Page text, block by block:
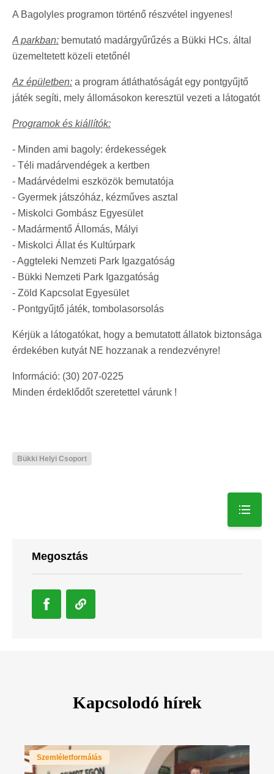
A Bagolyles programon történő részvétel ingyenes!
A parkban: bemutató madárgyűrűzés a Bükki HCs. által
üzemeltetett közeli etetőnél
Az épületben: a program átláthatóságát egy pontgyűjtő
játék segíti, mely állomásokon keresztül vezeti a látogatót
Programok és kiállítók:
- Minden ami bagoly: érdekességek
- Téli madárvendégek a kertben
- Madárvédelmi eszközök bemutatója
- Gyermek játszóház, kézműves asztal
- Miskolci Gombász Egyesület
- Madármentő Állomás, Mályi
- Miskolci Állat és Kultúrpark
-Aggteleki Nemzeti Park Igazgatóság
- Bükki Nemzeti Park Igazgatóság
- Zöld Kapcsolat Egyesület
- Pontgyűjtő játék, tombolasorsolás
Kérjük a látogatókat, hogy a bemutatott állatok biztonsága
érdekében kutyát NE hozzanak a rendezvényre!
Információ: (30) 207-0225
Minden érdeklődőt szeretettel várunk !
Bükki Helyi Csoport
Megosztás
Kapcsolodó hírek
Szemléletformálás